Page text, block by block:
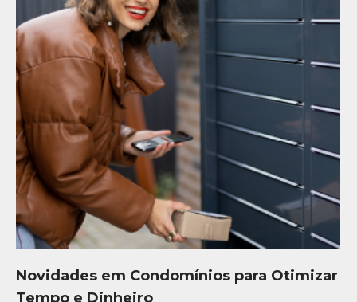
Novidades em Condomínios para Otimizar
Tempo e Dinheiro